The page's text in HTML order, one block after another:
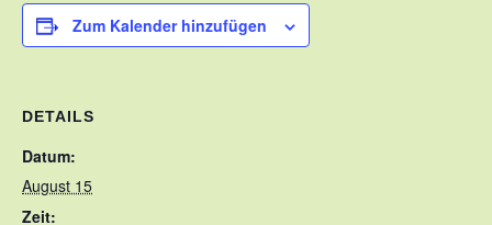
Zum Kalender hinzufügen
DETAILS
Datum:
August 15
Zeit: